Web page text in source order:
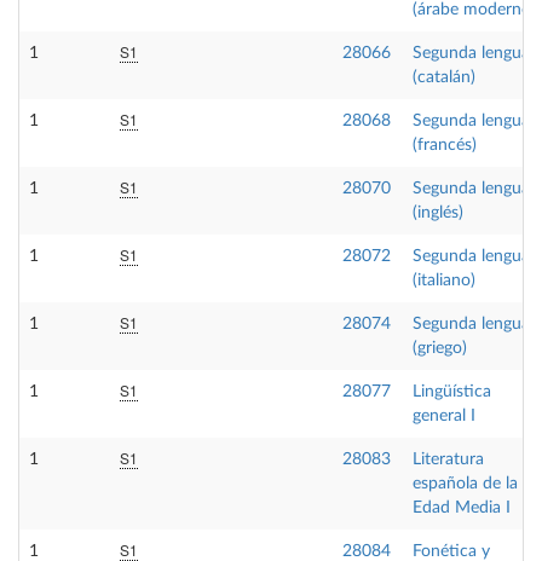
(árabe moderno)
1 S1 28066
Segunda lengua I
(catalán)
1 S1 28068
Segunda lengua I
(francés)
1 S1 28070
Segunda lengua I
(inglés)
1 S1 28072
Segunda lengua I
(italiano)
1 S1 28074
Segunda lengua I
(griego)
1 S1 28077
Lingüística
general I
1 S1 28083
Literatura
española de la
Edad Media I
1 S1 28084
Fonética y